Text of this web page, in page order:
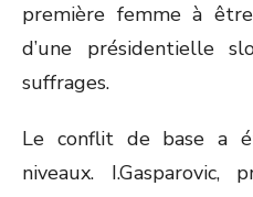
première femme à
d’une présidentielle
suffrages.
Le conflit de base a
niveaux.